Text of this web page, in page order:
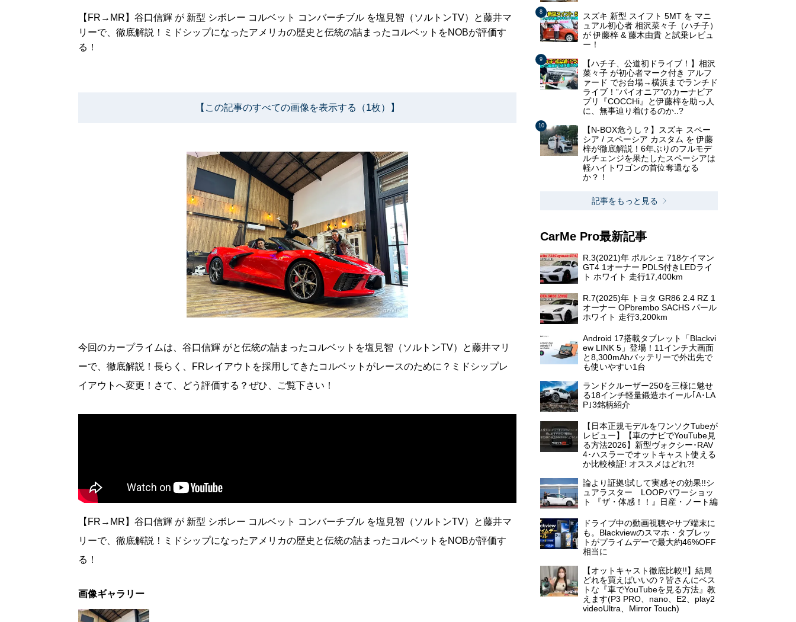
【FR→MR】谷口信輝 が 新型 シボレー コルベット コンバーチブル を塩見智（ソルトンTV）と藤井マ
リーで、徹底解説！ミドシップになったアメリカの歴史と伝統の詰まったコルベットをNOBが評価す
る！
【この記事のすべての画像を表示する（1枚）】
今回のカープライムは、谷口信輝 がと伝統の詰まったコルベットを塩見智（ソルトンTV）と藤井マリ
ーで、徹底解説！長らく、FRレイアウトを採用してきたコルベットがレースのために？ミドシップレ
イアウトへ変更！さて、どう評価する？ぜひ、ご覧下さい！
【FR→MR】谷口信輝 が 新型 シボレー コルベット コンバーチブル を塩見智（ソルトンTV）と藤井マ
リーで、徹底解説！ミドシップになったアメリカの歴史と伝統の詰まったコルベットをNOBが評価す
る！
画像ギャラリー
スズキ 新型 スイフト 5MT を マニ
ュアル初心者 相沢菜々子（ハチ子）
が 伊藤梓 & 藤木由貴 と試乗レビュ
ー！
【ハチ子、公道初ドライブ！】相沢
菜々子 が初心者マーク付き アルフ
ァード でお台場→横浜までランチド
ライブ！”パイオニア”のカーナビア
プリ『COCCHi』と伊藤梓を助っ人
に、無事辿り着けるのか..?
【N-BOX危うし？】スズキ スペー
シア / スペーシア カスタム を 伊藤
梓が徹底解説！6年ぶりのフルモデ
ルチェンジを果たしたスペーシアは
軽ハイトワゴンの首位奪還なる
か？！
記事をもっと見る
CarMe Pro最新記事
R.3(2021)年 ポルシェ 718ケイマン
GT4 1オーナー PDLS付きLEDライ
ト ホワイト 走行17,400km
R.7(2025)年 トヨタ GR86 2.4 RZ 1
オーナー OPbrembo SACHS パール
ホワイト 走行3,200km
Android 17搭載タブレット「Blackvi
ew LINK 5」登場！11インチ大画面
と8,300mAhバッテリーで外出先で
も使いやすい1台
ランドクルーザー250を三様に魅せ
る18インチ軽量鍛造ホイール｢A･LA
P｣3銘柄紹介
【日本正規モデルをワンソクTubeが
レビュー】【車のナビでYouTube見
る方法2026】新型ヴォクシー･RAV
4･ハスラーでオットキャスト使える
か比較検証! オススメはどれ?!
論より証拠!試して実感その効果!!シ
ュアラスター LOOPパワーショッ
ト 『ザ・体感！！』日産・ノート編
ドライブ中の動画視聴やサブ端末に
も。Blackviewのスマホ・タブレッ
トがプライムデーで最大約46%OFF
相当に
【オットキャスト徹底比較!!】結局
どれを買えばいいの？皆さんにベス
トな『車でYouTubeを見る方法』教
えます(P3 PRO、nano、E2、play2
videoUltra、Mirror Touch)